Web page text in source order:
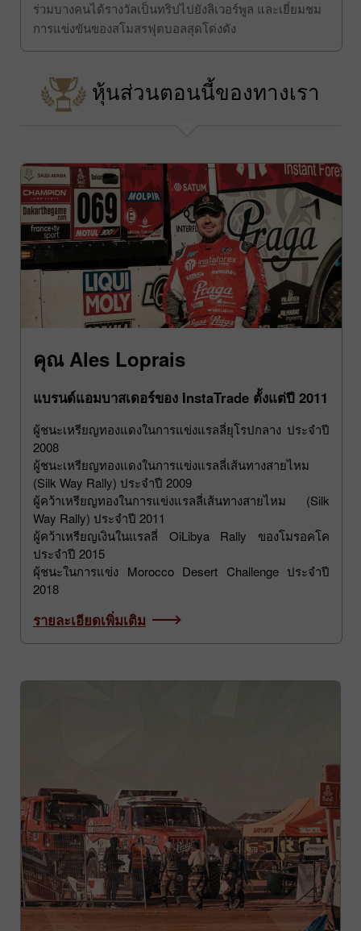
จัดขึ้นมาในการร่วมมือกับทางสโมสร Liverpool FC ผู้เข้า
ร่วมบางคนได้รางวัลเป็นทริปไปยังลิเวอร์พูล และเยี่ยมชม
การแข่งขันของสโมสรฟุตบอลสุดโด่งดัง
หุ้นส่วนตอนนี้ของทางเรา
คุณ Ales Loprais
แบรนด์แอมบาสเดอร์ของ InstaTrade ตั้งแต่ปี 2011
ผู้ชนะเหรียญทองแดงในการแข่งแรลลี่ยุโรปกลาง ประจำปี
2008
ผู้ชนะเหรียญทองแดงในการแข่งแรลลี่เส้นทางสายไหม
(Silk Way Rally) ประจำปี 2009
ผู้คว้าเหรียญทองในการแข่งแรลลี่เส้นทางสายไหม (Silk
Way Rally) ประจำปี 2011
ผู้คว้าเหรียญเงินในแรลลี่ OiLibya Rally ของโมรอคโค
ประจำปี 2015
ผุ้ชนะในการแข่ง Morocco Desert Challenge ประจำปี
รายละเอียดเพิ่มเติม